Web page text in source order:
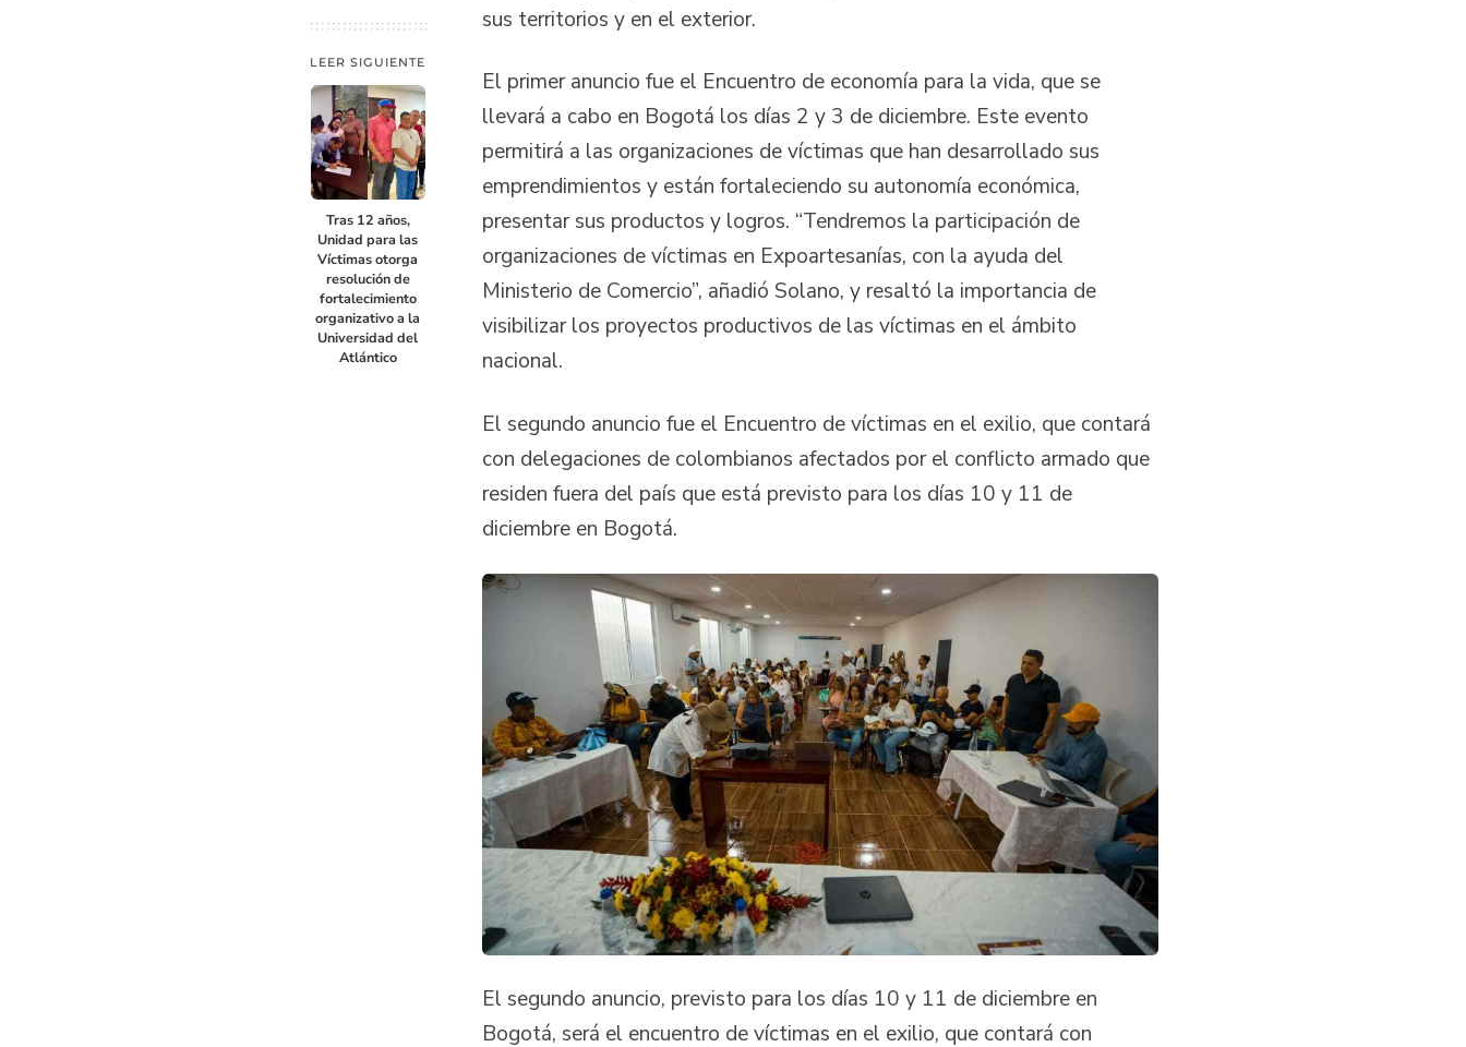
LEER SIGUIENTE
Tras 12 años,
Unidad para las
Víctimas otorga
resolución de
fortalecimiento
organizativo a la
Universidad del
Atlántico
sus territorios y en el exterior.
El primer anuncio fue el Encuentro de economía para la vida, que se
llevará a cabo en Bogotá los días 2 y 3 de diciembre. Este evento
permitirá a las organizaciones de víctimas que han desarrollado sus
emprendimientos y están fortaleciendo su autonomía económica,
presentar sus productos y logros. “Tendremos la participación de
organizaciones de víctimas en Expoartesanías, con la ayuda del
Ministerio de Comercio”, añadió Solano, y resaltó la importancia de
visibilizar los proyectos productivos de las víctimas en el ámbito
nacional.
El segundo anuncio fue el Encuentro de víctimas en el exilio, que contará
con delegaciones de colombianos afectados por el conflicto armado que
residen fuera del país que está previsto para los días 10 y 11 de
diciembre en Bogotá.
El segundo anuncio, previsto para los días 10 y 11 de diciembre en
Bogotá, será el encuentro de víctimas en el exilio, que contará con